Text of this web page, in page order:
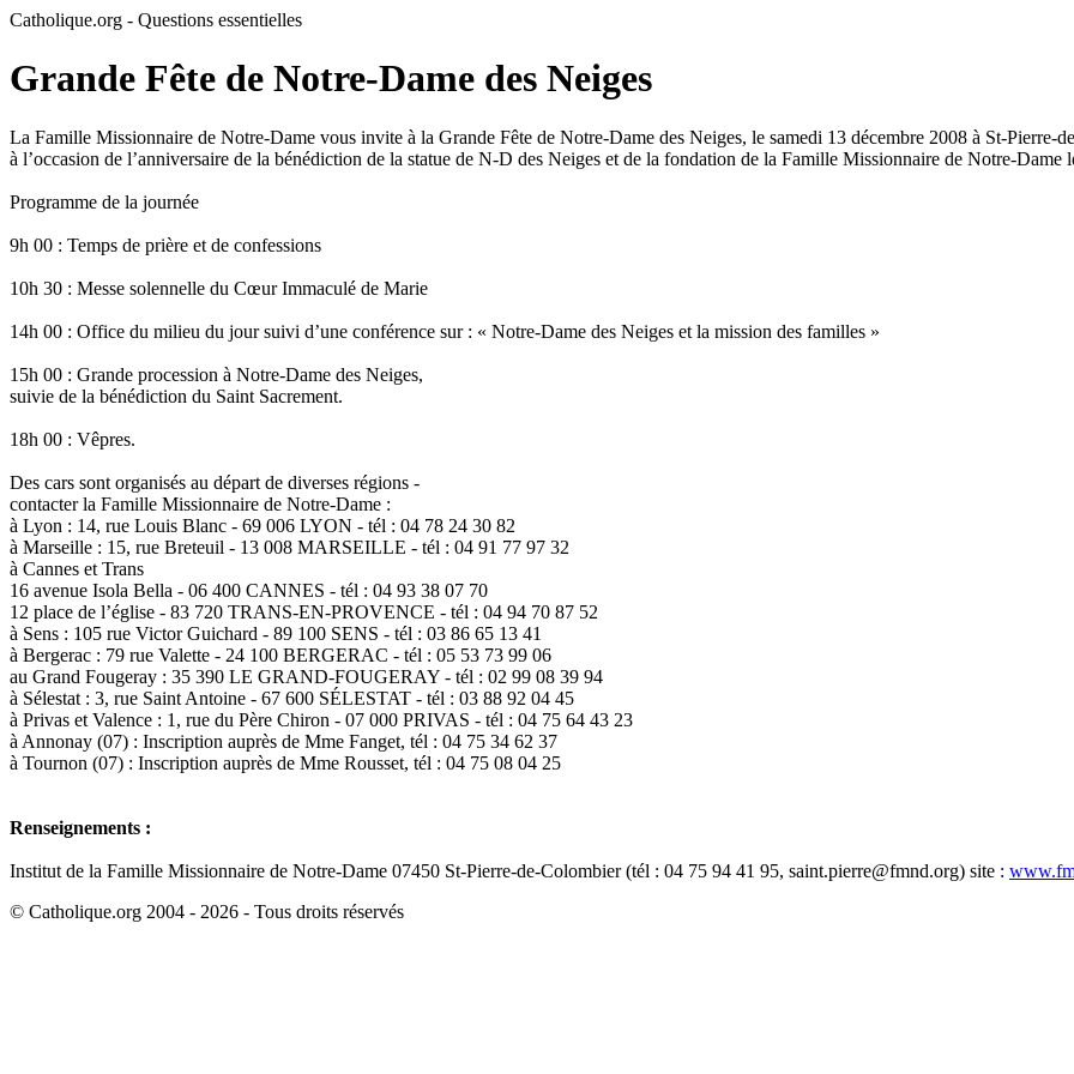
Catholique.org - Questions essentielles
Grande Fête de Notre-Dame des Neiges
La Famille Missionnaire de Notre-Dame vous invite à la Grande Fête de Notre-Dame des Neiges, le samedi 13 décembre 2008 à St-Pierre-
à l’occasion de l’anniversaire de la bénédiction de la statue de N-D des Neiges et de la fondation de la Famille Missionnaire de Notre-Dame
Programme de la journée
9h 00 : Temps de prière et de confessions
10h 30 : Messe solennelle du Cœur Immaculé de Marie
14h 00 : Office du milieu du jour suivi d’une conférence sur : « Notre-Dame des Neiges et la mission des familles »
15h 00 : Grande procession à Notre-Dame des Neiges,
suivie de la bénédiction du Saint Sacrement.
18h 00 : Vêpres.
Des cars sont organisés au départ de diverses régions -
contacter la Famille Missionnaire de Notre-Dame :
à Lyon : 14, rue Louis Blanc - 69 006 LYON - tél : 04 78 24 30 82
à Marseille : 15, rue Breteuil - 13 008 MARSEILLE - tél : 04 91 77 97 32
à Cannes et Trans
16 avenue Isola Bella - 06 400 CANNES - tél : 04 93 38 07 70
12 place de l’église - 83 720 TRANS-EN-PROVENCE - tél : 04 94 70 87 52
à Sens : 105 rue Victor Guichard - 89 100 SENS - tél : 03 86 65 13 41
à Bergerac : 79 rue Valette - 24 100 BERGERAC - tél : 05 53 73 99 06
au Grand Fougeray : 35 390 LE GRAND-FOUGERAY - tél : 02 99 08 39 94
à Sélestat : 3, rue Saint Antoine - 67 600 SÉLESTAT - tél : 03 88 92 04 45
à Privas et Valence : 1, rue du Père Chiron - 07 000 PRIVAS - tél : 04 75 64 43 23
à Annonay (07) : Inscription auprès de Mme Fanget, tél : 04 75 34 62 37
à Tournon (07) : Inscription auprès de Mme Rousset, tél : 04 75 08 04 25
Renseignements :
Institut de la Famille Missionnaire de Notre-Dame 07450 St-Pierre-de-Colombier (tél : 04 75 94 41 95, saint.pierre@fmnd.org) site :
© Catholique.org 2004 - 2026 - Tous droits réservés